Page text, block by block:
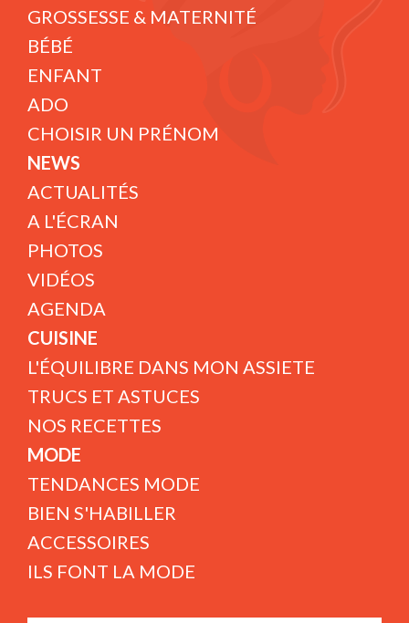
GROSSESSE & MATERNITÉ
BÉBÉ
ENFANT
ADO
CHOISIR UN PRÉNOM
NEWS
ACTUALITÉS
A L'ÉCRAN
PHOTOS
VIDÉOS
AGENDA
CUISINE
L'ÉQUILIBRE DANS MON ASSIETE
TRUCS ET ASTUCES
NOS RECETTES
MODE
TENDANCES MODE
BIEN S'HABILLER
ACCESSOIRES
ILS FONT LA MODE